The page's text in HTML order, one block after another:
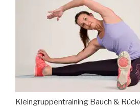
Kleingruppentraining Bauch &